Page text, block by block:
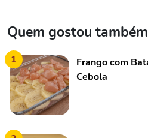
Quem gostou
1
Frango com
Cebola